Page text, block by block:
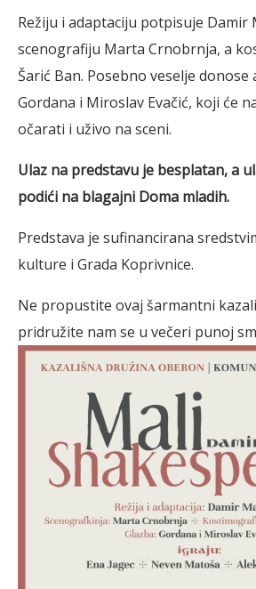
Režiju i adaptaciju potpisuje Damir
scenografiju Marta Crnobrnja, a
Šarić Ban. Posebno veselje
Gordana i Miroslav Evačić, koji će
očarati i uživo na sceni.
Ulaz na predstavu je besplatan, a
podići na blagajni Doma mladih.
Predstava je sufinancirana
kulture i Grada Koprivnice.
Ne propustite ovaj šarmantni
pridružite nam se u večeri punoj